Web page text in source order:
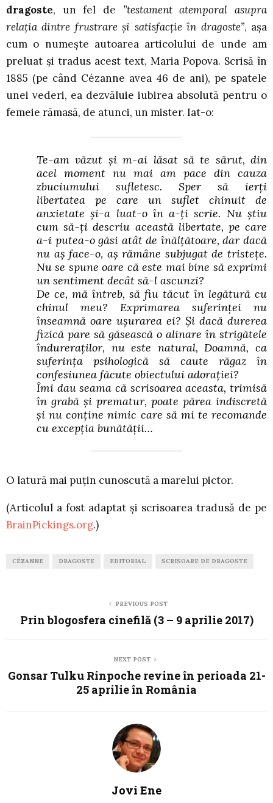
dragoste, un fel de ”testament atemporal asupra
relația dintre frustrare și satisfacție în dragoste”, așa
cum o numește autoarea articolului de unde am
preluat și tradus acest text, Maria Popova. Scrisă în
1885 (pe când Cézanne avea 46 de ani), pe spatele
unei vederi, ea dezvăluie iubirea absolută pentru o
femeie rămasă, de atunci, un mister. Iat-o:
Te-am văzut și m-ai lăsat să te sărut, din
acel moment nu mai am pace din cauza
zbuciumului sufletesc. Sper să ierți
libertatea pe care un suflet chinuit de
anxietate și-a luat-o în a-ți scrie. Nu știu
cum să-ți descriu această libertate, pe care
a-i putea-o găsi atât de înălțătoare, dar dacă
nu aș face-o, aș rămâne subjugat de tristețe.
Nu se spune oare că este mai bine să exprimi
un sentiment decât să-l ascunzi?
De ce, mă întreb, să fiu tăcut în legătură cu
chinul meu? Exprimarea suferinței nu
înseamnă oare ușurarea ei? Și dacă durerea
fizică pare să găsească o alinare în strigătele
îndureraților, nu este natural, Doamnă, ca
suferința psihologică să caute răgaz în
confesiunea făcute obiectului adorației?
Îmi dau seama că scrisoarea aceasta, trimisă
în grabă și prematur, poate părea indiscretă
și nu conține nimic care să mi te recomande
cu excepția bunătății…
O latură mai puțin cunoscută a marelui pictor.
(Articolul a fost adaptat și scrisoarea tradusă de pe
BrainPickings.org.)
CÉZANNE DRAGOSTE EDITORIAL SCRISOARE DE DRAGOSTE
PREVIOUS POST
Prin blogosfera cinefilă (3 – 9 aprilie 2017)
NEXT POST
Gonsar Tulku Rinpoche revine în perioada 21-
25 aprilie în România
Jovi Ene